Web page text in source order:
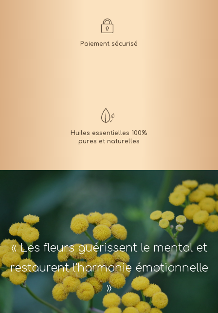
« Les fleurs guérissent le mental et
restaurent l'harmonie émotionnelle
»